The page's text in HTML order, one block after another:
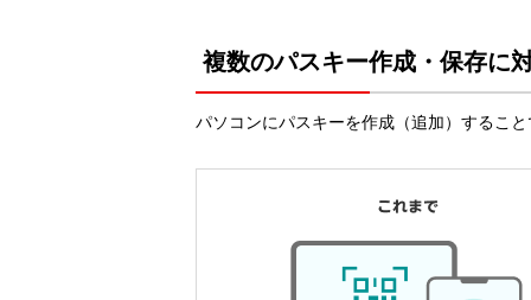
複数のパスキー作成・保存に
パソコンにパスキーを作成（追加）するこ